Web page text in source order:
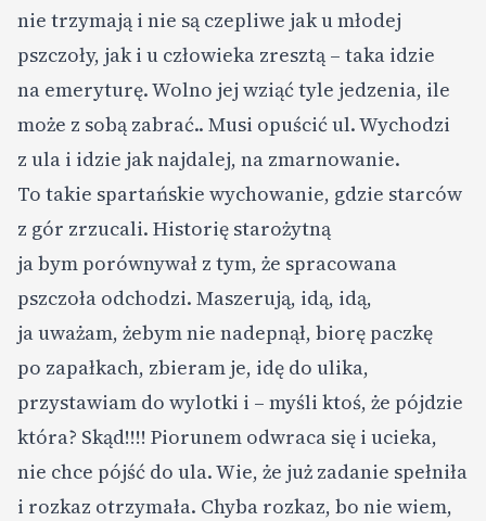
nie trzymają i nie są czepliwe jak u młodej
pszczoły, jak i u człowieka zresztą – taka idzie
na emeryturę. Wolno jej wziąć tyle jedzenia, ile
może z sobą zabrać.. Musi opuścić ul. Wychodzi
z ula i idzie jak najdalej, na zmarnowanie.
To takie spartańskie wychowanie, gdzie starców
z gór zrzucali. Historię starożytną
ja bym porównywał z tym, że spracowana
pszczoła odchodzi. Maszerują, idą, idą,
ja uważam, żebym nie nadepnął, biorę paczkę
po zapałkach, zbieram je, idę do ulika,
przystawiam do wylotki i – myśli ktoś, że pójdzie
która? Skąd!!!! Piorunem odwraca się i ucieka,
nie chce pójść do ula. Wie, że już zadanie spełniła
i rozkaz otrzymała. Chyba rozkaz, bo nie wiem,